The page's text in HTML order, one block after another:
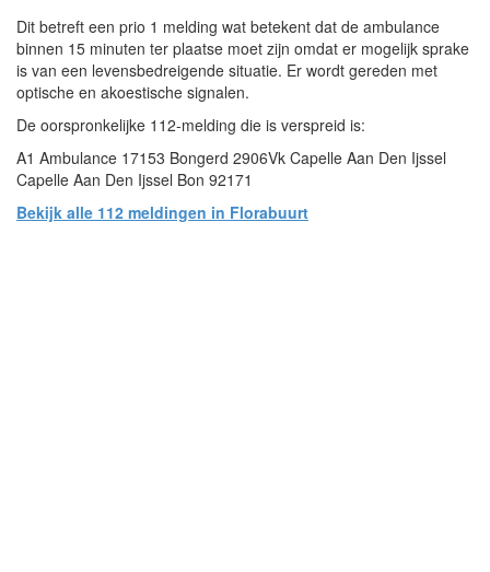
Dit betreft een prio 1 melding wat betekent dat de ambulance
binnen 15 minuten ter plaatse moet zijn omdat er mogelijk sprake
is van een levensbedreigende situatie. Er wordt gereden met
optische en akoestische signalen.
De oorspronkelijke 112-melding die is verspreid is:
A1 Ambulance 17153 Bongerd 2906Vk Capelle Aan Den Ijssel
Capelle Aan Den Ijssel Bon 92171
Bekijk alle 112 meldingen in Florabuurt